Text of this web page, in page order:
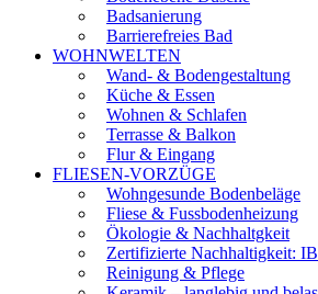
Badsanierung
Barrierefreies Bad
WOHNWELTEN
Wand- & Bodengestaltung
Küche & Essen
Wohnen & Schlafen
Terrasse & Balkon
Flur & Eingang
FLIESEN-VORZÜGE
Wohngesunde Bodenbeläge
Fliese & Fussbodenheizung
Ökologie & Nachhaltgkeit
Zertifizierte Nachhaltigkeit:
Reinigung & Pflege